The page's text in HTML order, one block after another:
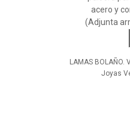
acero y
(Adjunta
LAMAS
Joyas